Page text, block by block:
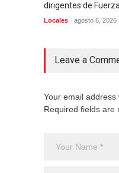
dirigentes de
Locales agosto 6, 2026
Leave a
Your email address
Required fields are